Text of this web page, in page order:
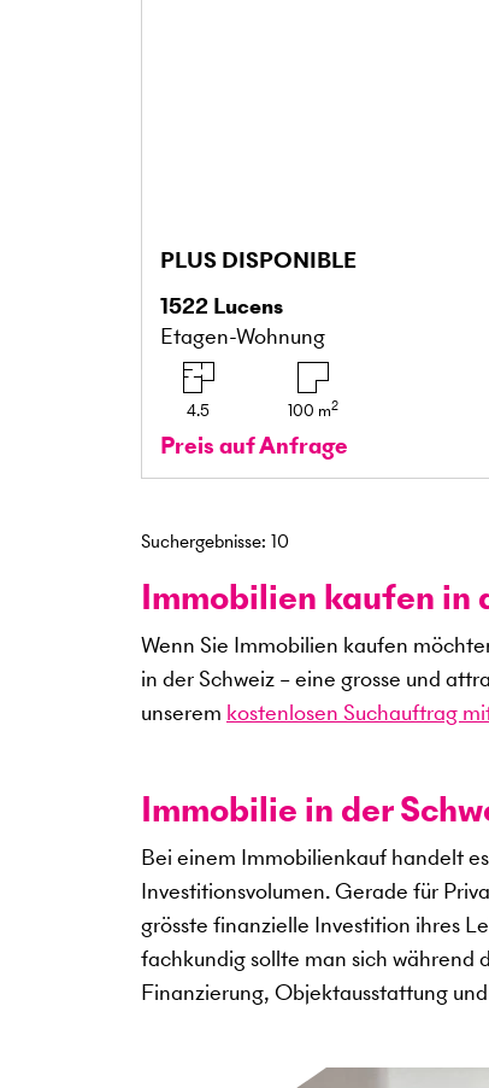
PLUS DISPONIBLE
1522 Lucens
Etagen-Wohnung
4.5 100 m2
Preis auf Anfrage
Suchergebnisse: 10
Immobilien kaufen in
Wenn Sie Immobilien kaufen
in der Schweiz – eine grosse und
unserem kostenlosen Suchauftrag
Immobilie in der
Bei einem Immobilienkauf handelt
Investitionsvolumen. Gerade für
grösste finanzielle Investition ihres
fachkundig sollte man sich während
Finanzierung, Objektausstattung